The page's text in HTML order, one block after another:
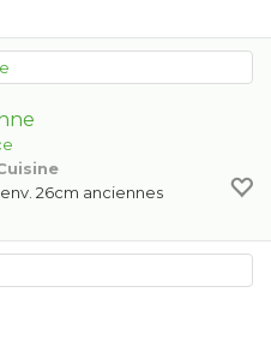
26cm anciennes